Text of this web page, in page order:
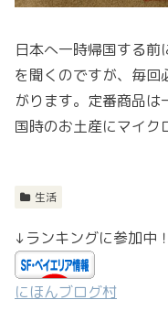
日本へ一時帰国する前
を聞くのですが、毎
がります。定番商品
国時のお土産にマイク
生活
↓ランキングに参加中
にほんブログ村